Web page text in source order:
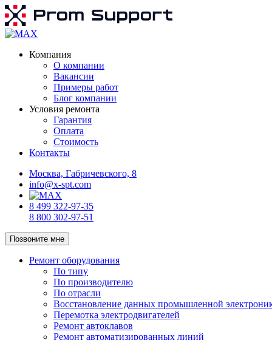
Компания
О компании
Вакансии
Примеры работ
Блог компании
Условия ремонта
Гарантия
Оплата
Стоимость
Контакты
Москва, Габричевского, 8
info@x-spt.com
8 499 322-97-35
8 800 302-97-51
Позвоните мне
Ремонт оборудования
По типу
По производителю
По отрасли
Восстановление данных промышленной
Перемотка электродвигателей
Ремонт автоклавов
Ремонт автоматизированных линий